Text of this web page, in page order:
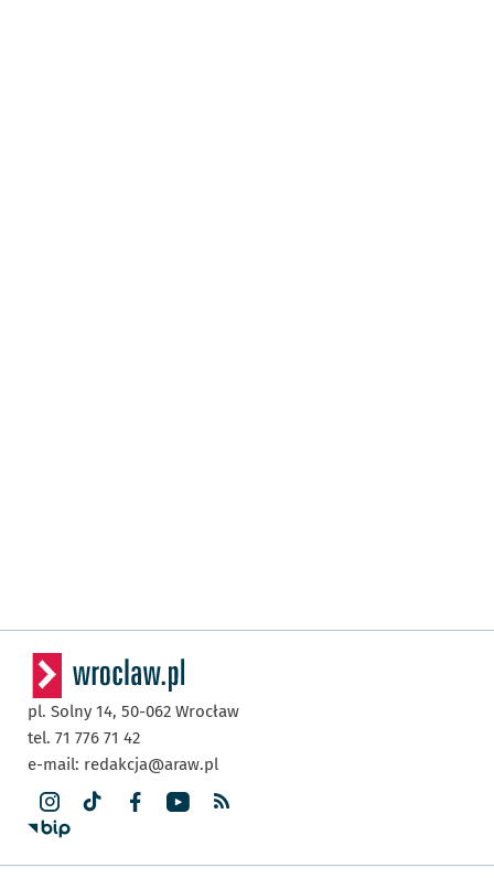
pl. Solny 14, 50-062 Wrocław
tel. 71 776 71 42
e-mail: redakcja@araw.pl